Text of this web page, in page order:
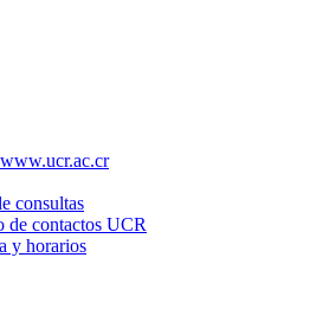
consultas
de contactos UCR
y horarios